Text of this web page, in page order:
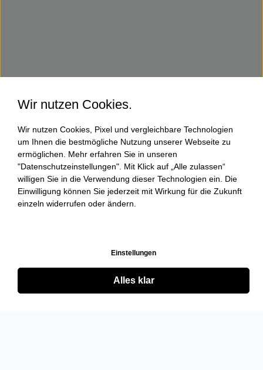
Wir nutzen Cookies.
Wir nutzen Cookies, Pixel und vergleichbare Technologien
um Ihnen die bestmögliche Nutzung unserer Webseite zu
ermöglichen. Mehr erfahren Sie in unseren
"Datenschutzeinstellungen". Mit Klick auf „Alle zulassen“
willigen Sie in die Verwendung dieser Technologien ein. Die
Einwilligung können Sie jederzeit mit Wirkung für die Zukunft
einzeln widerrufen oder ändern.
Einstellungen
Alles klar